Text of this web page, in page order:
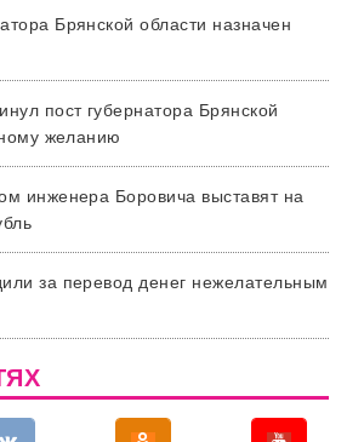
Брянской области назначен
пост губернатора Брянской
желанию
инженера Боровича выставят на
за перевод денег нежелательным